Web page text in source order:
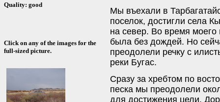
Quality: good
Click on any of the images for the
full-sized picture.
Мы въехали в
поселок, достигли села
на север. Во время моего
была без дождей. Но
преодолели речку с
реки Бугас.
Сразу за хребтом по
песка мы преодолели
для достижения цели.